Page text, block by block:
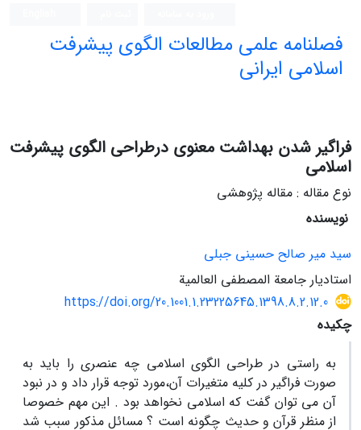
فصلنامه علمی مطالعات الگوی پیشرفت
اسلامی ایرانی
فراگیر شدن بهداشت معنوی درطراحی الگوی پیشرفت
اسلامی
نوع مقاله : مقاله پژوهشی
نویسنده
سید میر صالح حسینی جبلی
استادیار جامعة المصطفی العالمیة
https://doi.org/20.1001.1.23225645.1398.8.2.12.0
چکیده
به راستی در طراحی الگوی اسلامی چه عنصری را باید به
صورت فراگیر در کلیه متغیرات آن،مورد توجه قرار داد و در نبود
آن می توان گفت که اسلامی نخواهد بود . این مهم خصوصا
از منظر قرآن و حدیث چگونه است ؟ مسائل مذکور سبب شد